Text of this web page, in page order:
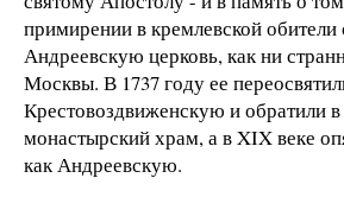
примирении в кремлевской обители
Андреевскую церковь, как ни
Москвы. В 1737 году ее
Крестовоздвиженскую и обратили
монастырский храм, а в XIX веке
как Андреевскую.